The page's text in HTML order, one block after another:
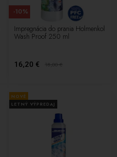
Impregnácia do prania Holmenkol
Wash Proof 250 ml
16,20 € 18,00€
-10%
NOVÉ
LETNÝ VÝPREDAJ